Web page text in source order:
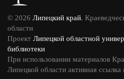
© 2026 Липецкий край.
области
Проект Липецкой областной
библиотеки
При использовании материалов
Липецкой области активная ссылка